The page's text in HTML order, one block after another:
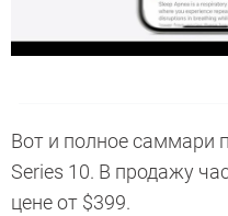
Вот и полное саммари
Series 10. В продажу
цене от $399.